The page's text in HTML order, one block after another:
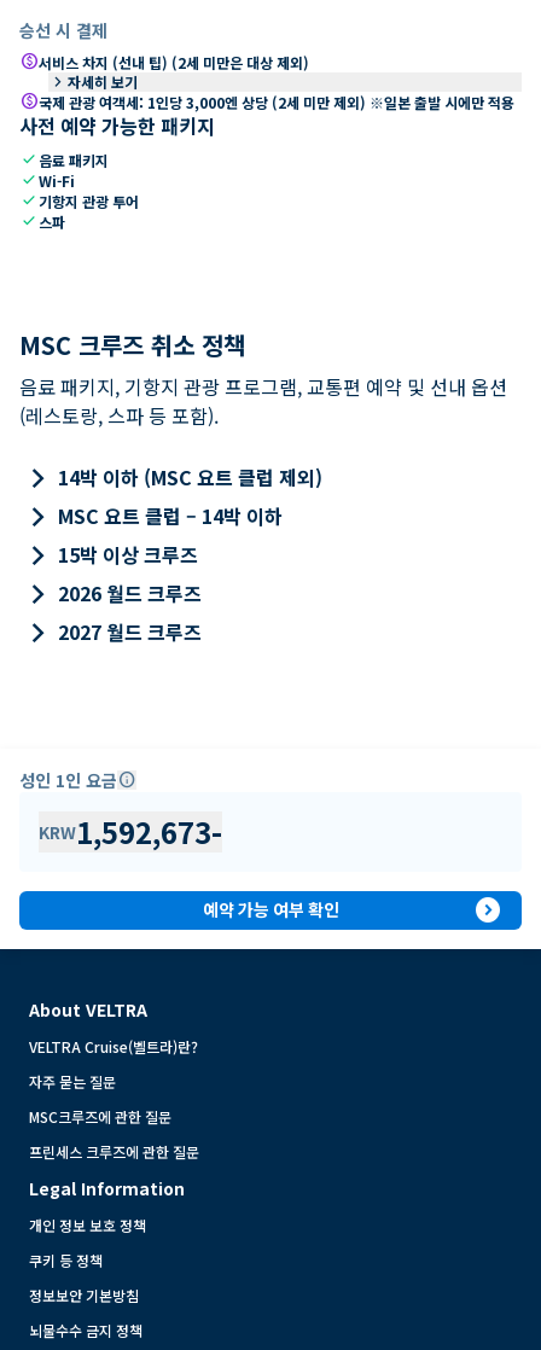
승선 시 결제
paid서비스 차지 (선내 팁) (2세 미만은 대상 제외)
keyboard_arrow_right 자세히 보기
paid국제 관광 여객세: 1인당 3,000엔 상당 (2세 미만 제외) ※일본 출발 시에만 적용
사전 예약 가능한 패키지
check 음료 패키지
checkWi-Fi
check 기항지 관광 투어
check 스파
MSC 크루즈 취소 정책
음료 패키지, 기항지 관광 프로그램, 교통편 예약 및 선내 옵션
(레스토랑, 스파 등 포함).
keyboard_arrow_right 14박 이하 (MSC 요트 클럽 제외)
keyboard_arrow_right MSC 요트 클럽 – 14박 이하
keyboard_arrow_right 15박 이상 크루즈
keyboard_arrow_right 2026 월드 크루즈
keyboard_arrow_right 2027 월드 크루즈
성인 1인 요금info
KRW1,592,673-
예약 가능 여부 확인 expand_circle_right
About VELTRA
VELTRA Cruise(벨트라)란?
자주 묻는 질문
MSC크루즈에 관한 질문
프린세스 크루즈에 관한 질문
Legal Information
개인 정보 보호 정책
쿠키 등 정책
정보보안 기본방침
뇌물수수 금지 정책